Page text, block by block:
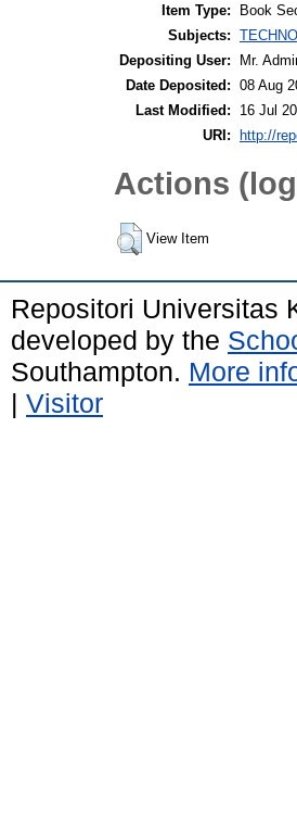
Item Type:
Book
Subjects:
Depositing User:
Mr.
Date Deposited: 08 Aug
Last Modified:
16 Jul
URI:
http://
Actions
View Item
Repositori Universitas
developed by the
Southampton. More
| Visitor